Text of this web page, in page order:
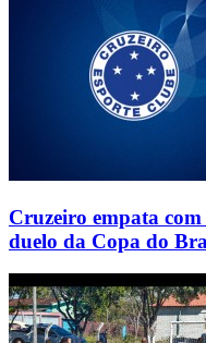
Cruzeiro empata
duelo da Copa do